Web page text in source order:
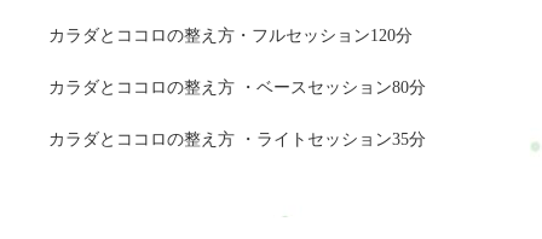
カラダとココロの整え方・フルセッション120分
カラダとココロの整え方 ・ベースセッション80分
カラダとココロの整え方 ・ライトセッション35分